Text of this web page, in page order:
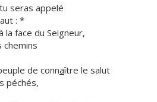
seras appelé
: *
la face du Seigneur,
chemins
de connaître le salut
péchés,